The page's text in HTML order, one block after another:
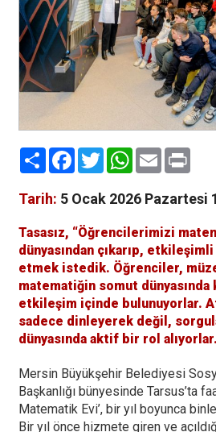
PaylaşFacebook
TwitterWhatsApp
EmailPrint
Tarih: 5 Ocak 2026 Pazartesi
Tasasız, “Öğrencilerimizi
dünyasından çıkarıp,
etmek istedik. Öğrenciler,
matematiğin somut dünyasında
etkileşim içinde bulunuyorlar.
sadece dinleyerek değil,
dünyasında aktif bir rol
Mersin Büyükşehir Belediyesi
Başkanlığı bünyesinde Tarsus’ta
Matematik Evi’, bir yıl boyunca
Bir yıl önce hizmete giren ve